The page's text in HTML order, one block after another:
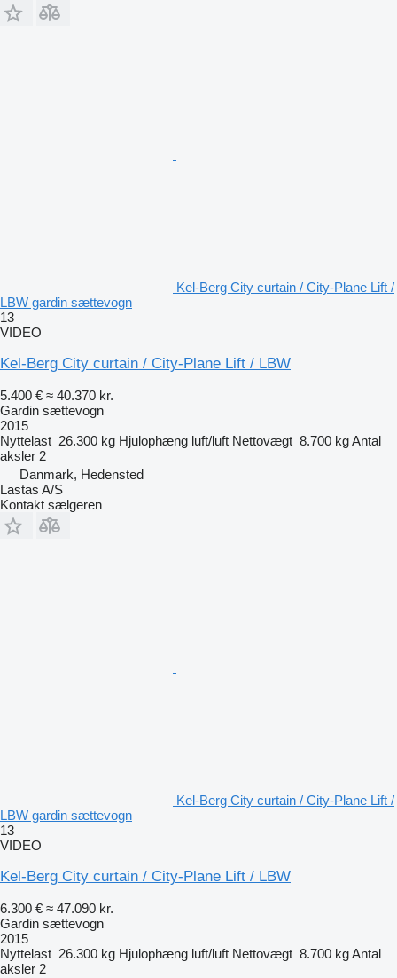
Kel-Berg City curtain / City-Plane Lift /
LBW gardin sættevogn
13
VIDEO
Kel-Berg City curtain / City-Plane Lift / LBW
5.400 € ≈ 40.370 kr.
Gardin sættevogn
2015
Nyttelast 26.300 kg Hjulophæng luft/luft Nettovægt 8.700 kgAntal
aksler 2
Danmark, Hedensted
Lastas A/S
Kontakt sælgeren
Kel-Berg City curtain / City-Plane Lift /
LBW gardin sættevogn
13
VIDEO
Kel-Berg City curtain / City-Plane Lift / LBW
6.300 € ≈ 47.090 kr.
Gardin sættevogn
2015
Nyttelast 26.300 kg Hjulophæng luft/luft Nettovægt 8.700 kgAntal
aksler 2